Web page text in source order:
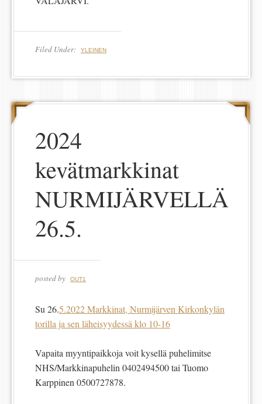
Filed Under: YLEINEN
2024
kevätmarkkinat
NURMIJÄRVELLÄ
26.5.
posted by OUT1
Su 26.5.2022 Markkinat, Nurmijärven Kirkonkylän
torilla ja sen läheisyydessä klo 10-16
Vapaita myyntipaikkoja voit kysellä puhelimitse
NHS/Markkinapuhelin 0402494500 tai Tuomo
Karppinen 0500727878.